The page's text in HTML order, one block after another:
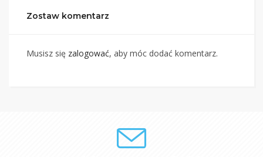
Zostaw komentarz
Musisz się zalogować, aby móc dodać komentarz.